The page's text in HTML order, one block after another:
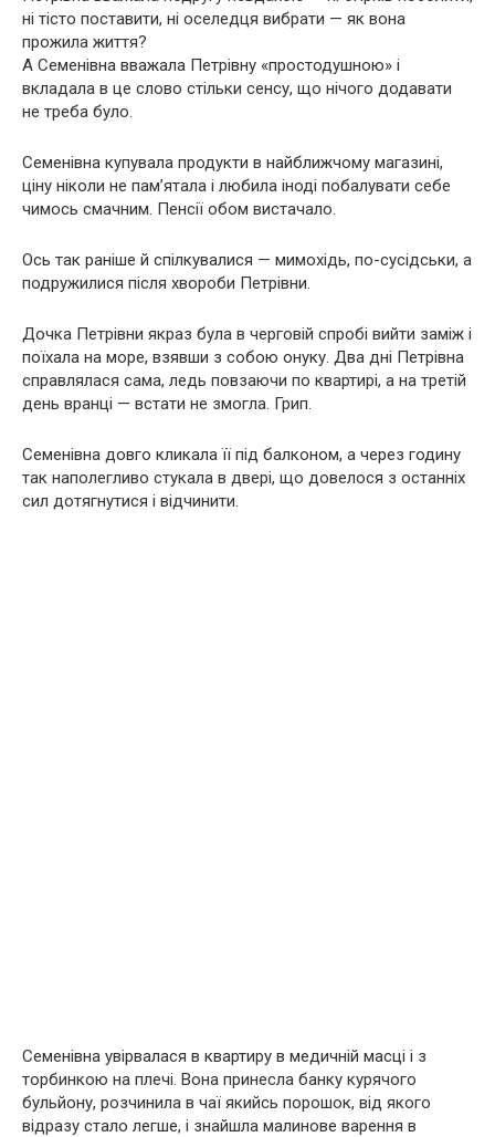
ні тісто поставити, ні оселедця вибрати — як вона
прожила життя?
А Семенівна вважала Петрівну «простодушною» і
вкладала в це слово стільки сенсу, що нічого додавати
не треба було.
Семенівна купувала продукти в найближчому магазині,
ціну ніколи не пам’ятала і любила іноді побалувати себе
чимось смачним. Пенсії обом вистачало.
Ось так раніше й спілкувалися — мимохідь, по-сусідськи, а
подружилися після хвороби Петрівни.
Дочка Петрівни якраз була в черговій спробі вийти заміж і
поїхала на море, взявши з собою онуку. Два дні Петрівна
справлялася сама, ледь повзаючи по квартирі, а на третій
день вранці — встати не змогла. Грип.
Семенівна довго кликала її під балконом, а через годину
так наполегливо стукала в двері, що довелося з останніх
сил дотягнутися і відчинити.
Семенівна увірвалася в квартиру в медичній масці і з
торбинкою на плечі. Вона принесла банку курячого
бульйону, розчинила в чаї якийсь порошок, від якого
відразу стало легше, і знайшла малинове варення в